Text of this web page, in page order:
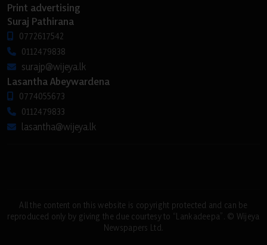
Print advertising
Suraj Pathirana
0772617542
0112479838
surajp@wijeya.lk
Lasantha Abeywardena
0774055673
0112479833
lasantha@wijeya.lk
All the content on this website is copyright protected and can be
reproduced only by giving the due courtesy to “Lankadeepa”. © Wijeya
Newspapers Ltd.